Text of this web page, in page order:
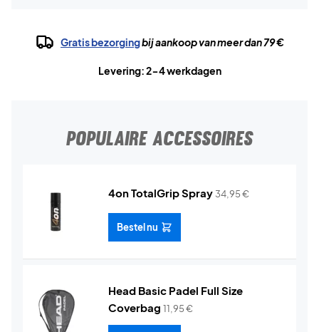
Gratis bezorgingbij aankoop van meer dan 79 €
Levering: 2-4 werkdagen
POPULAIRE ACCESSOIRES
4on TotalGrip Spray 34,95€
Bestel nu
Head Basic Padel Full Size
Coverbag 11,95€